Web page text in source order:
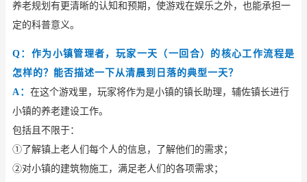
养老规划有更清晰的认知和预期，使游戏在娱乐之外，也能承担一
定的科普意义。
Q：作为小镇管理者，玩家一天（一回合）的核心工作流程是
怎样的？能否描述一下从清晨到日落的典型一天？
A： 在这个游戏里，玩家将作为是小镇的镇长助理，辅佐镇长进行
小镇的养老建设工作。
包括且不限于：
①了解镇上老人们每个人的信息，了解他们的需求；
②对小镇的建筑物施工，满足老人们的各项需求；